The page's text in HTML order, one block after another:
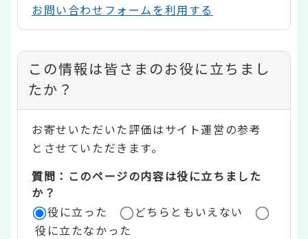
お問い合わせフォームを利用する
コ
ン
テ
ン
ツ
評
価
この情報は皆さまのお役に立ちまし
たか？
お寄せいただいた評価はサイト運営の参考
とさせていただきます。
質問：このページの内容は役に立ちました
か？
役に立った
どちらともいえない
役に立たなかった